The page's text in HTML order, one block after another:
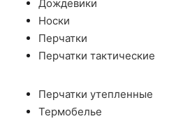
Дождевики
Носки
Перчатки
Перчатки тактические
Перчатки утепленные
Термобелье